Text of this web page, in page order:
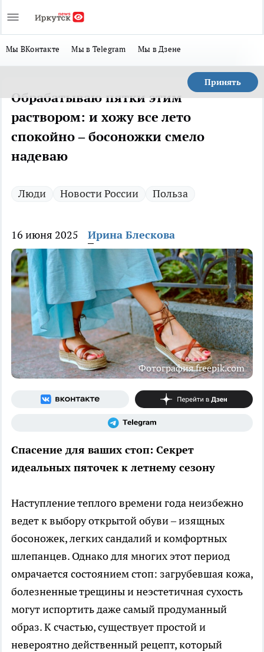
Мы ВКонтакте Мы в Telegram Мы в Дзене
Принять
Обрабатываю пятки этим
раствором: и хожу все лето
спокойно – босоножки смело
надеваю
Люди Новости России Польза
16 июня 2025 Ирина Блескова
Фотография freepik.com
Спасение для ваших стоп: Секрет
идеальных пяточек к летнему сезону
Наступление теплого времени года неизбежно
ведет к выбору открытой обуви – изящных
босоножек, легких сандалий и комфортных
шлепанцев. Однако для многих этот период
омрачается состоянием стоп: загрубевшая кожа,
болезненные трещины и неэстетичная сухость
могут испортить даже самый продуманный
образ. К счастью, существует простой и
невероятно действенный рецепт, который